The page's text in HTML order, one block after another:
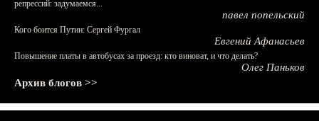
репрессий: задумаемся...
павел попельский
Кого боится Путин: Сергей Фургал
Евгений Афанасьев
Повышение платы в автобусах за проезд: кто виноват, и что делать?
Олег Паньков
Архив блогов >>